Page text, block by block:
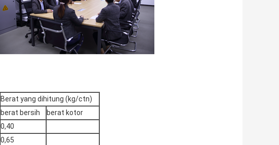
Berat yang dihitung (kg/ctn)
berat bersih
berat kotor
0,40
0,65